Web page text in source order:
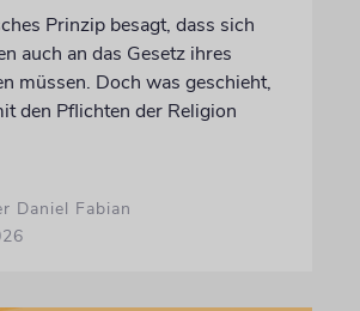
Prinzip besagt, dass sich
auch an das Gesetz ihres
müssen. Doch was geschieht,
den Pflichten der Religion
Daniel Fabian